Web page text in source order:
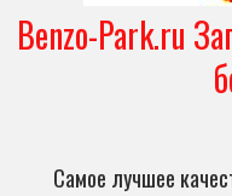
Benzo-Park.ru
Самое лучшее